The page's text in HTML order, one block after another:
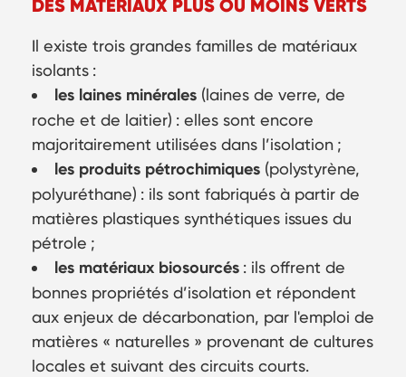
DES MATÉRIAUX PLUS OU MOINS VERTS
Il existe trois grandes familles de matériaux
isolants :
les laines minérales (laines de verre, de
roche et de laitier) : elles sont encore
majoritairement utilisées dans l’isolation ;
les produits pétrochimiques (polystyrène,
polyuréthane) : ils sont fabriqués à partir de
matières plastiques synthétiques issues du
pétrole ;
les matériaux biosourcés : ils offrent de
bonnes propriétés d’isolation et répondent
aux enjeux de décarbonation, par l'emploi de
matières « naturelles » provenant de cultures
locales et suivant des circuits courts.